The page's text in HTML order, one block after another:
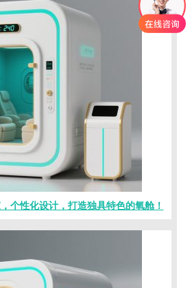
个性化设计，打造独具特色的氧舱！